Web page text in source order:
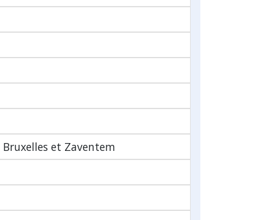
et Zaventem